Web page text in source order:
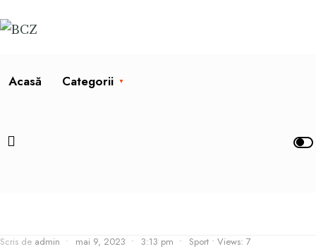
Acasă Categorii
Scris de admin • mai 9, 2023 • 3:13 pm • Sport • Views: 7